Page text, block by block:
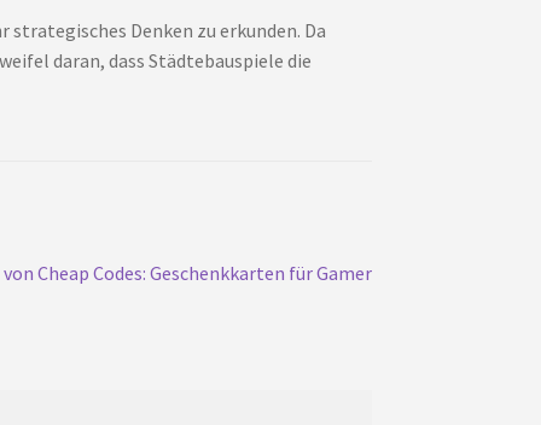
Denken zu erkunden. Da
daran, dass Städtebauspiele die
Cheap Codes: Geschenkkarten für Gamer